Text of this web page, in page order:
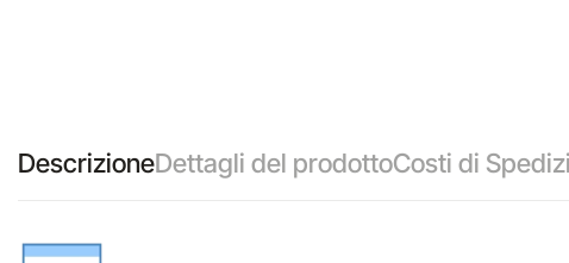
DescrizioneDettagli del prodottoCosti di